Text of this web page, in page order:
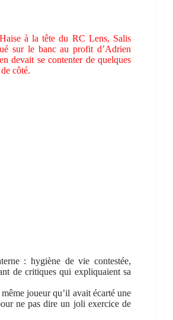
à la tête du RC Lens, Salis
sur le banc au profit d’Adrien
devait se contenter de quelques
côté.
: hygiène de vie contestée,
de critiques qui expliquaient sa
joueur qu’il avait écarté une
ne pas dire un joli exercice de